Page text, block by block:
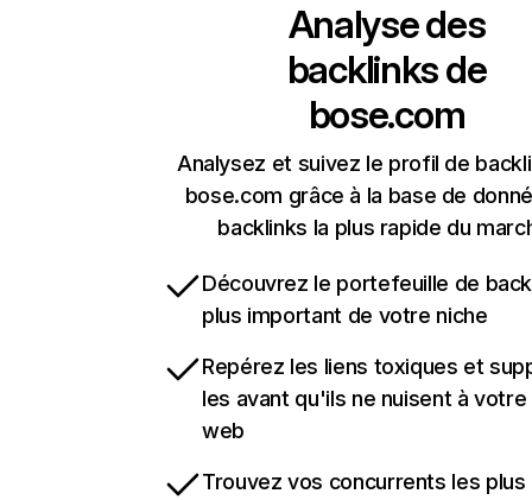
Analyse des
backlinks de
bose.com
Analysez et suivez le profil de
bose.com grâce à la base de
backlinks la plus rapide du
Découvrez le portefeuille de
plus important de votre niche
Repérez les liens toxiques et
les avant qu'ils ne nuisent à
web
Trouvez vos concurrents les